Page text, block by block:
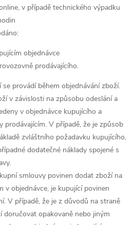
v případě technického výpadku
objednávce
prodávajícího.
provádí během objednávání zboží.
v závislosti na způsobu odeslání a
v objednávce kupujícího a
prodávajícím. V případě, že je způsob
zvláštního požadavku kupujícího,
dodatečné náklady spojené s
smlouvy povinen dodat zboží na
v objednávce, je kupující povinen
V případě, že je z důvodů na straně
doručovat opakovaně nebo jiným